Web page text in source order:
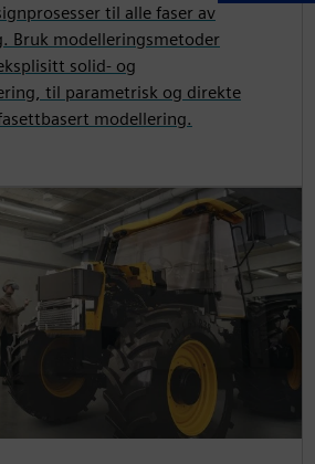
til alle faser av
Bruk modelleringsmetoder
solid- og
til parametrisk og direkte
modellering.